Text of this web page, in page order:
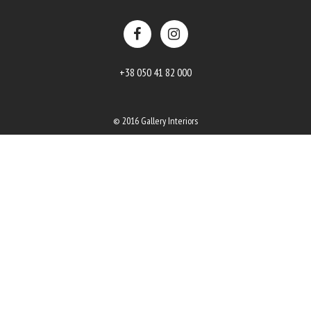
+38 050 41 82 000
© 2016 Gallery Interiors